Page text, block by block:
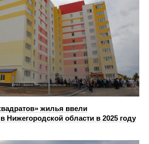
жилья ввели
Нижегородской области в 2025 году